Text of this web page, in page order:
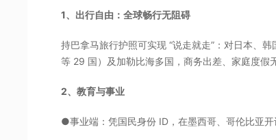
1、出行自由：全球畅行无阻碍
持巴拿马旅行护照可实现 “说走就走”：对日本、
等 29 国）及加勒比海多国，商务出差、家庭度假
2、教育与事业
●事业端：凭国民身份 ID，在墨西哥、哥伦比亚